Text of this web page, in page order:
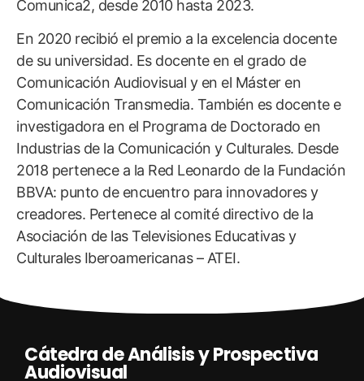
Comunica2, desde 2010 hasta 2023.
En 2020 recibió el premio a la excelencia docente
de su universidad. Es docente en el grado de
Comunicación Audiovisual y en el Máster en
Comunicación Transmedia. También es docente e
investigadora en el Programa de Doctorado en
Industrias de la Comunicación y Culturales. Desde
2018 pertenece a la Red Leonardo de la Fundación
BBVA: punto de encuentro para innovadores y
creadores. Pertenece al comité directivo de la
Asociación de las Televisiones Educativas y
Culturales Iberoamericanas – ATEI.
Cátedra de Análisis y Prospectiva
Audiovisual